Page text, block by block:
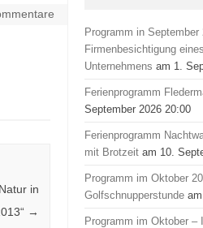
in
→
Programm in September
Firmenbesichtigung
Unternehmens am 1.
Ferienprogramm
September 2026 20:00
Ferienprogramm
mit Brotzeit am 10.
Programm im Oktober
Golfschnupperstunde
Programm im Oktober –